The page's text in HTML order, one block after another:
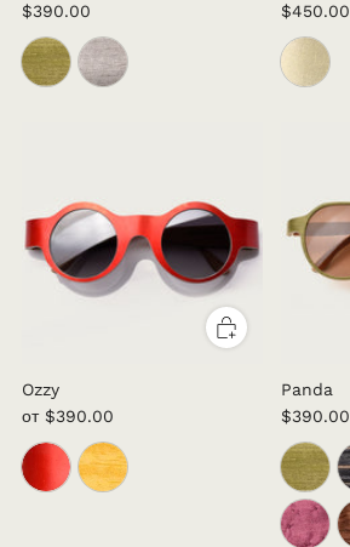
$390.00
$450.00
Ozzy
от $390.00
Panda
$390.00